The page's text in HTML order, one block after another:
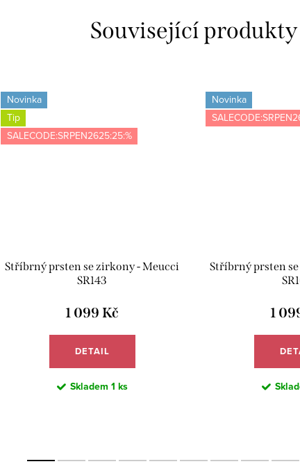
Související produkty
Novinka
Tip
SALECODE:SRPEN2625:25:%
Stříbrný prsten se zirkony - Meucci
SR143
1 099 Kč
DETAIL
Skladem 1 ks
Novinka
Stříbrný prsten
1